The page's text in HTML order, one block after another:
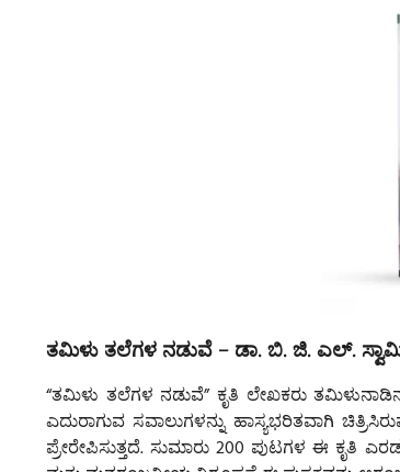
ತಮಿಳು ತಲೆಗಳ ನಡುವೆ – ಡಾ. ಬಿ. ಜಿ. ಎಲ್.
“ತಮಿಳು ತಲೆಗಳ ನಡುವೆ” ಕೃತಿ ಲೇಖಕರು
ಎದುರಾಗುವ ಸವಾಲುಗಳನ್ನು ಹಾಸ್ಯಭರಿತವಾಗಿ
ಪ್ರೇರೇಪಿಸುತ್ತದೆ. ಸುಮಾರು 200 ಪುಟಗಳ ಈ ಕೃತಿ